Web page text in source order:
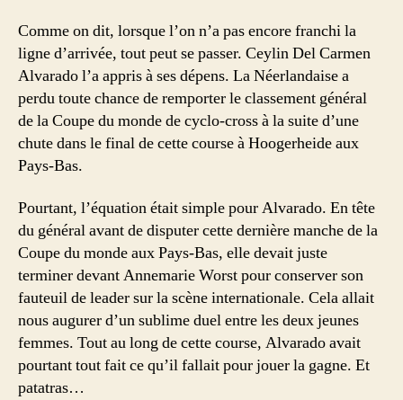
Comme on dit, lorsque l’on n’a pas encore franchi la
ligne d’arrivée, tout peut se passer. Ceylin Del Carmen
Alvarado l’a appris à ses dépens. La Néerlandaise a
perdu toute chance de remporter le classement général
de la Coupe du monde de cyclo-cross à la suite d’une
chute dans le final de cette course à Hoogerheide aux
Pays-Bas.
Pourtant, l’équation était simple pour Alvarado. En tête
du général avant de disputer cette dernière manche de la
Coupe du monde aux Pays-Bas, elle devait juste
terminer devant Annemarie Worst pour conserver son
fauteuil de leader sur la scène internationale. Cela allait
nous augurer d’un sublime duel entre les deux jeunes
femmes. Tout au long de cette course, Alvarado avait
pourtant tout fait ce qu’il fallait pour jouer la gagne. Et
patatras…